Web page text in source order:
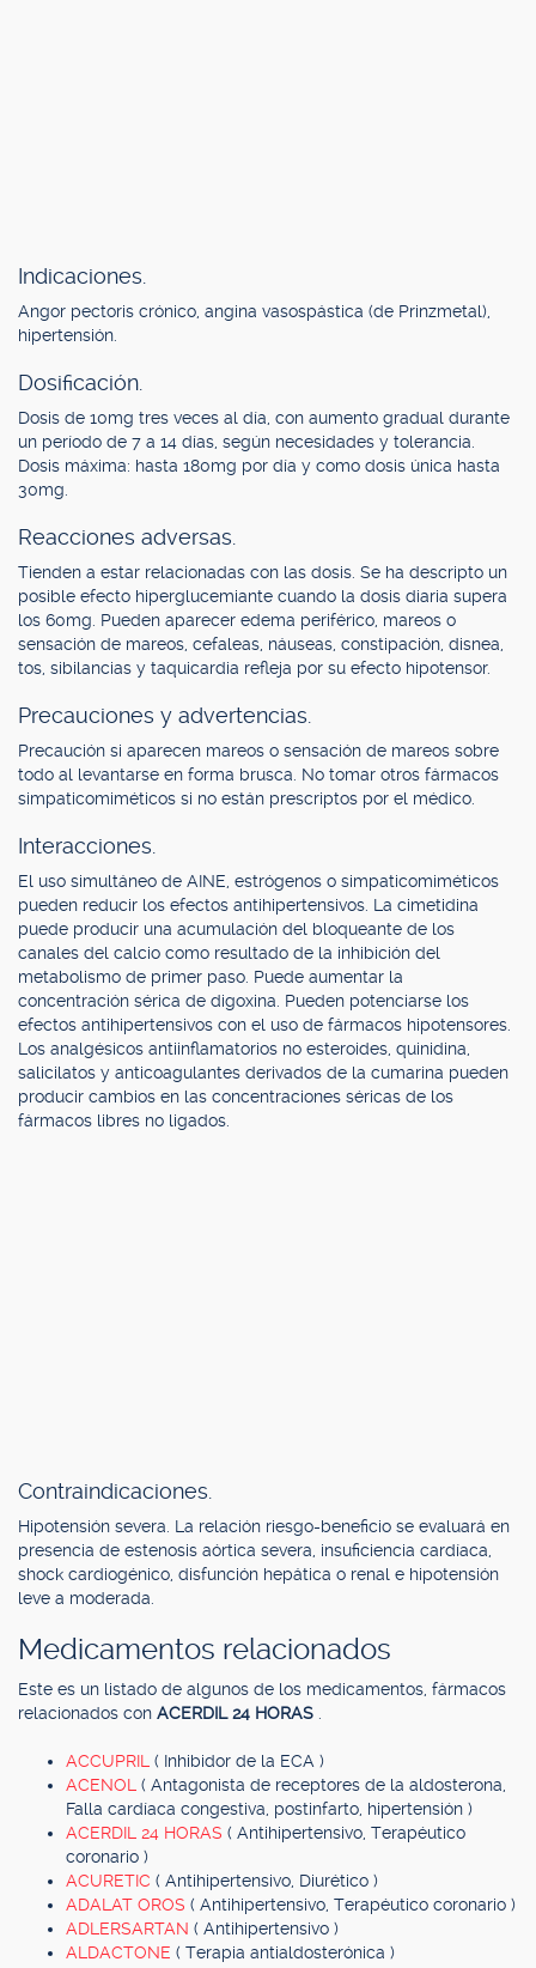
Indicaciones.
Angor pectoris crónico, angina vasospástica (de Prinzmetal),
hipertensión.
Dosificación.
Dosis de 10mg tres veces al día, con aumento gradual durante
un período de 7 a 14 días, según necesidades y tolerancia.
Dosis máxima: hasta 180mg por día y como dosis única hasta
30mg.
Reacciones adversas.
Tienden a estar relacionadas con las dosis. Se ha descripto un
posible efecto hiperglucemiante cuando la dosis diaria supera
los 60mg. Pueden aparecer edema periférico, mareos o
sensación de mareos, cefaleas, náuseas, constipación, disnea,
tos, sibilancias y taquicardia refleja por su efecto hipotensor.
Precauciones y advertencias.
Precaución si aparecen mareos o sensación de mareos sobre
todo al levantarse en forma brusca. No tomar otros fármacos
simpaticomiméticos si no están prescriptos por el médico.
Interacciones.
El uso simultáneo de AINE, estrógenos o simpaticomiméticos
pueden reducir los efectos antihipertensivos. La cimetidina
puede producir una acumulación del bloqueante de los
canales del calcio como resultado de la inhibición del
metabolismo de primer paso. Puede aumentar la
concentración sérica de digoxina. Pueden potenciarse los
efectos antihipertensivos con el uso de fármacos hipotensores.
Los analgésicos antiinflamatorios no esteroides, quinidina,
salicilatos y anticoagulantes derivados de la cumarina pueden
producir cambios en las concentraciones séricas de los
fármacos libres no ligados.
Contraindicaciones.
Hipotensión severa. La relación riesgo-beneficio se evaluará en
presencia de estenosis aórtica severa, insuficiencia cardíaca,
shock cardiogénico, disfunción hepática o renal e hipotensión
leve a moderada.
Medicamentos relacionados
Este es un listado de algunos de los medicamentos, fármacos
relacionados con ACERDIL 24 HORAS
ACCUPRIL ( Inhibidor de la ECA )
ACENOL ( Antagonista de receptores de la aldosterona,
Falla cardíaca congestiva, postinfarto, hipertensión )
ACERDIL 24 HORAS ( Antihipertensivo, Terapéutico
coronario )
ACURETIC ( Antihipertensivo, Diurético )
ADALAT OROS ( Antihipertensivo, Terapéutico coronario )
ADLERSARTAN ( Antihipertensivo )
ALDACTONE ( Terapia antialdosterónica )